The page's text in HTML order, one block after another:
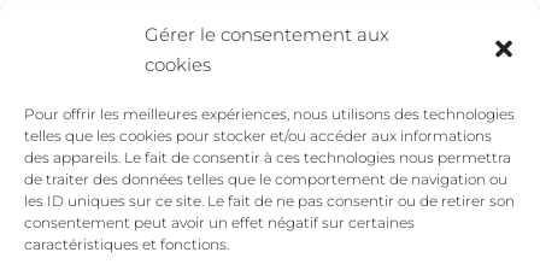
Gérer le consentement aux
cookies
Pour offrir les meilleures expériences, nous utilisons des technologies
telles que les cookies pour stocker et/ou accéder aux informations
des appareils. Le fait de consentir à ces technologies nous permettra
de traiter des données telles que le comportement de navigation ou
les ID uniques sur ce site. Le fait de ne pas consentir ou de retirer son
consentement peut avoir un effet négatif sur certaines
caractéristiques et fonctions.
LAS JOYAS DE LA
COLECCIÓN
¡Oferta!